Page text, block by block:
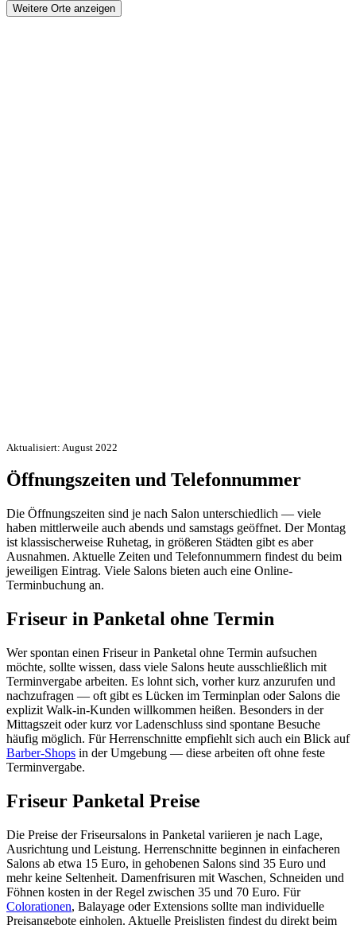
Weitere Orte anzeigen
Aktualisiert: August 2022
Öffnungszeiten und Telefonnummer
Die Öffnungszeiten sind je nach Salon unterschiedlich — viele
haben mittlerweile auch abends und samstags geöffnet. Der Montag
ist klassischerweise Ruhetag, in größeren Städten gibt es aber
Ausnahmen. Aktuelle Zeiten und Telefonnummern findest du beim
jeweiligen Eintrag. Viele Salons bieten auch eine Online-
Terminbuchung an.
Friseur in Panketal ohne Termin
Wer spontan einen Friseur in Panketal ohne Termin aufsuchen
möchte, sollte wissen, dass viele Salons heute ausschließlich mit
Terminvergabe arbeiten. Es lohnt sich, vorher kurz anzurufen und
nachzufragen — oft gibt es Lücken im Terminplan oder Salons die
explizit Walk-in-Kunden willkommen heißen. Besonders in der
Mittagszeit oder kurz vor Ladenschluss sind spontane Besuche
häufig möglich. Für Herrenschnitte empfiehlt sich auch ein Blick auf
Barber-Shops in der Umgebung — diese arbeiten oft ohne feste
Terminvergabe.
Friseur Panketal Preise
Die Preise der Friseursalons in Panketal variieren je nach Lage,
Ausrichtung und Leistung. Herrenschnitte beginnen in einfacheren
Salons ab etwa 15 Euro, in gehobenen Salons sind 35 Euro und
mehr keine Seltenheit. Damenfrisuren mit Waschen, Schneiden und
Föhnen kosten in der Regel zwischen 35 und 70 Euro. Für
Colorationen, Balayage oder Extensions sollte man individuelle
Preisangebote einholen. Aktuelle Preislisten findest du direkt beim